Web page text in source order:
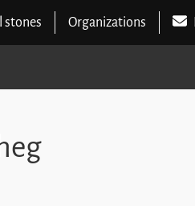
stones Organizations